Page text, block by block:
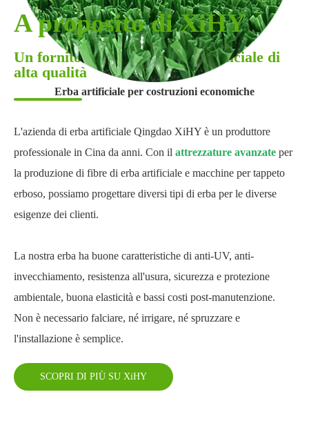
Erba artificiale per costruzioni economiche
A proposito di XiHY
Un fornitore esperto di erba artificiale di
alta qualità
L'azienda di erba artificiale Qingdao XiHY è un produttore
professionale in Cina da anni. Con il attrezzature avanzate per
la produzione di fibre di erba artificiale e macchine per tappeto
erboso, possiamo progettare diversi tipi di erba per le diverse
esigenze dei clienti.
La nostra erba ha buone caratteristiche di anti-UV, anti-
invecchiamento, resistenza all'usura, sicurezza e protezione
ambientale, buona elasticità e bassi costi post-manutenzione.
Non è necessario falciare, né irrigare, né spruzzare e
l'installazione è semplice.
SCOPRI DI PIÙ SU XiHY